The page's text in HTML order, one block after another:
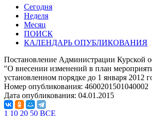
Сегодня
Неделя
Месяц
ПОИСК
КАЛЕНДАРЬ ОПУБЛИКОВАНИЯ
Постановление Администрации Курской
"О внесении изменений в план
установленном порядке до 1 января
Номер опубликования: 4600201501040002
Дата опубликования: 04.01.2015
1 10 20 50 ВСЕ